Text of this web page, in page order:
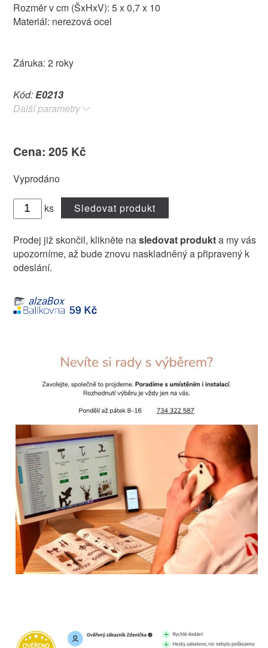
Rozměr v cm (ŠxHxV): 5 x 0,7 x 10
Materiál: nerezová ocel
Záruka: 2 roky
Kód:E0213
Další parametry
Cena: 205 Kč
Vyprodáno
ks Sledovat produkt
Prodej již skončil, klikněte nasledovat produkta my vás
upozorníme, až bude znovu naskladněný a připravený k
odeslání.